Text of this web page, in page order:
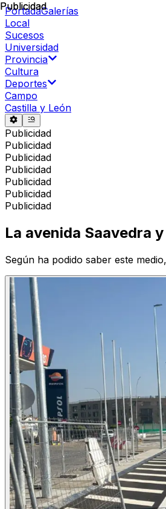
PortadaGalerías
Local
Sucesos
Universidad
Provincia
Cultura
Deportes
Campo
Castilla y León
Publicidad
Publicidad
Publicidad
Publicidad
Publicidad
Publicidad
Publicidad
Publicidad
La avenida Saavedra
Según ha podido saber este
Publicidad